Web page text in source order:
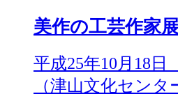
美作の工芸作家
平成25年10月18日
（津山文化センタ